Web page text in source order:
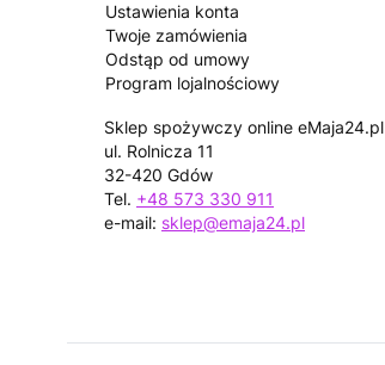
Ustawienia konta
Twoje zamówienia
Odstąp od umowy
Program lojalnościowy
Sklep spożywczy online eMaja24.pl
ul. Rolnicza 11
32-420 Gdów
Tel. +48 573 330 911
e-mail: sklep@emaja24.pl